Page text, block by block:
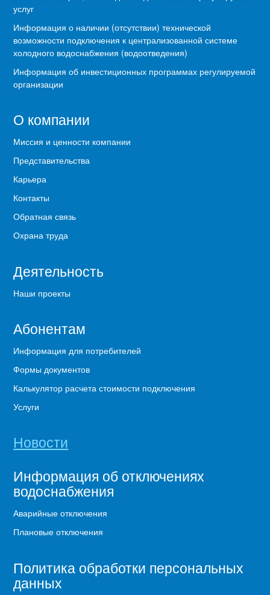
услуг
Информация о наличии (отсутствии) технической
возможности подключения к централизованной системе
холодного водоснабжения (водоотведения)
Информация об инвестиционных программах регулируемой
организации
О компании
Миссия и ценности компании
Представительства
Карьера
Контакты
Обратная связь
Охрана труда
Деятельность
Наши проекты
Абонентам
Информация для потребителей
Формы документов
Калькулятор расчета стоимости подключения
Услуги
Новости
Информация об отключениях
водоснабжения
Аварийные отключения
Плановые отключения
Политика обработки персональных
данных